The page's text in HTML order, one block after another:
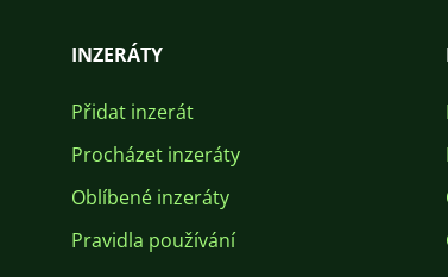
INZERÁTY
Přidat inzerát
Procházet inzeráty
Oblíbené inzeráty
Pravidla používání